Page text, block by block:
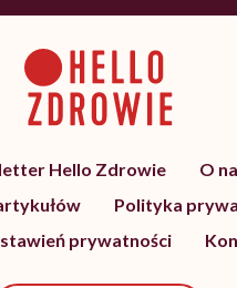
Hello Zdrowie
O
Polityka
prywatności